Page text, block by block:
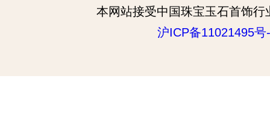
本网站接受中国珠宝玉石首饰行
沪ICP备11021495号